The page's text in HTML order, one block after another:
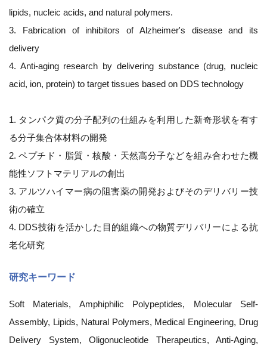
lipids, nucleic acids, and natural polymers.
3. Fabrication of inhibitors of Alzheimer's disease and its
delivery
4. Anti-aging research by delivering substance (drug, nucleic
acid, ion, protein) to target tissues based on DDS technology
1. タンパク質の分子配列の仕組みを利用した新奇形状を有す
る分子集合体材料の開発
2. ペプチド・脂質・核酸・天然高分子などを組み合わせた機
能性ソフトマテリアルの創出
3. アルツハイマー病の阻害薬の開発およびそのデリバリー技
術の確立
4. DDS技術を活かした目的組織への物質デリバリーによる抗
老化研究
研究キーワード
Soft Materials, Amphiphilic Polypeptides, Molecular Self-
Assembly, Lipids, Natural Polymers, Medical Engineering, Drug
Delivery System, Oligonucleotide Therapeutics, Anti-Aging,